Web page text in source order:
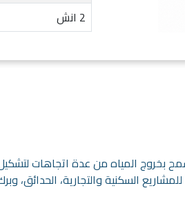
2 انش
بخروج المياه من عدة اتجاهات لتشكيل
السكنية والتجارية، الحدائق،